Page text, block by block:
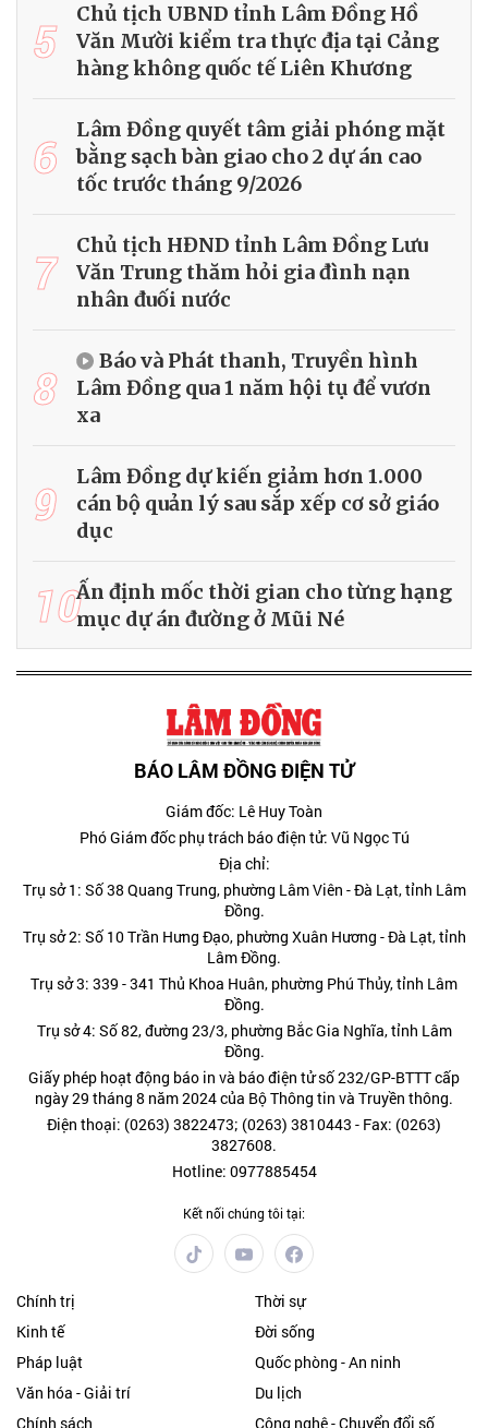
5
Chủ tịch UBND tỉnh Lâm Đồng Hồ
Văn Mười kiểm tra thực địa tại Cảng
hàng không quốc tế Liên Khương
6
Lâm Đồng quyết tâm giải phóng mặt
bằng sạch bàn giao cho 2 dự án cao
tốc trước tháng 9/2026
7
Chủ tịch HĐND tỉnh Lâm Đồng Lưu
Văn Trung thăm hỏi gia đình nạn
nhân đuối nước
8
Báo và Phát thanh, Truyền hình
Lâm Đồng qua 1 năm hội tụ để vươn
xa
9
Lâm Đồng dự kiến giảm hơn 1.000
cán bộ quản lý sau sắp xếp cơ sở giáo
dục
10Ấn định mốc thời gian cho từng hạng
mục dự án đường ở Mũi Né
BÁO LÂM ĐỒNG ĐIỆN TỬ
Giám đốc: Lê Huy Toàn
Phó Giám đốc phụ trách báo điện tử: Vũ Ngọc Tú
Địa chỉ:
Trụ sở 1: Số 38 Quang Trung, phường Lâm Viên - Đà Lạt, tỉnh Lâm
Đồng.
Trụ sở 2: Số 10 Trần Hưng Đạo, phường Xuân Hương - Đà Lạt, tỉnh
Lâm Đồng.
Trụ sở 3: 339 - 341 Thủ Khoa Huân, phường Phú Thủy, tỉnh Lâm
Đồng.
Trụ sở 4: Số 82, đường 23/3, phường Bắc Gia Nghĩa, tỉnh Lâm
Đồng.
Giấy phép hoạt động báo in và báo điện tử số 232/GP-BTTT cấp
ngày 29 tháng 8 năm 2024 của Bộ Thông tin và Truyền thông.
Điện thoại: (0263) 3822473; (0263) 3810443 - Fax: (0263)
3827608.
Hotline: 0977885454
Kết nối chúng tôi tại:
Chính trị
Thời sự
Kinh tế
Đời sống
Pháp luật
Quốc phòng - An ninh
Văn hóa - Giải trí
Du lịch
Chính sách
Công nghệ - Chuyển đổi số